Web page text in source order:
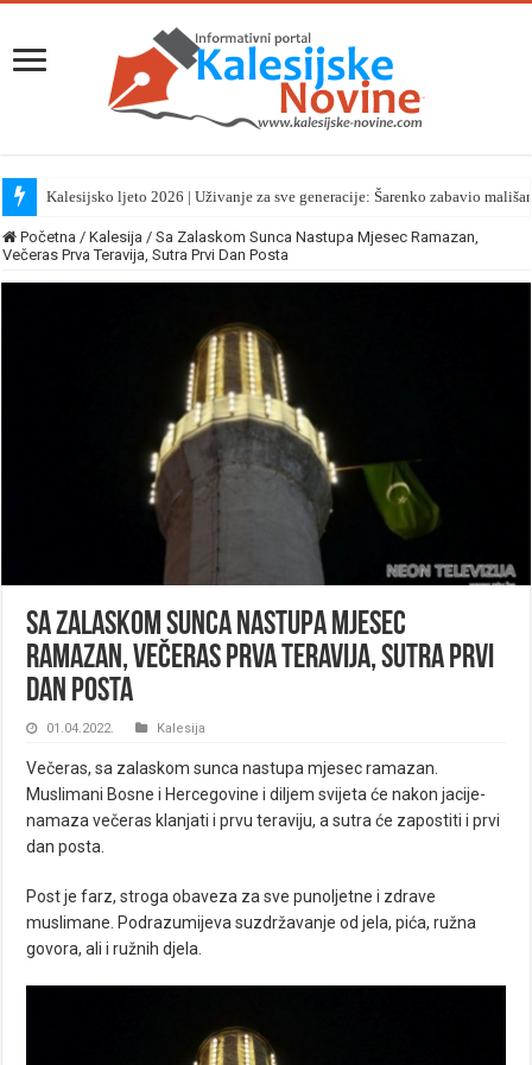
Kalesijsko ljeto 2026 | Uživanje za sve generacije: Šarenko zabavio
Početna / Kalesija / Sa Zalaskom Sunca Nastupa Mjesec Ramazan,
Večeras Prva Teravija, Sutra Prvi Dan Posta
Sa Zalaskom Sunca Nastupa Mjesec
Ramazan, Večeras Prva Teravija, Sutra Prvi
Dan Posta
01.04.2022. Kalesija
Večeras, sa zalaskom sunca nastupa mjesec ramazan.
Muslimani Bosne i Hercegovine i diljem svijeta će nakon jacije-
namaza večeras klanjati i prvu teraviju, a sutra će zapostiti i prvi
dan posta.
Post je farz, stroga obaveza za sve punoljetne i zdrave
muslimane. Podrazumijeva suzdržavanje od jela, pića, ružna
govora, ali i ružnih djela.